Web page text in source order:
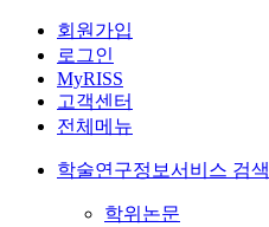
회원가입
로그인
MyRISS
고객센터
전체메뉴
학술연구정보서비스 검색
학위논문